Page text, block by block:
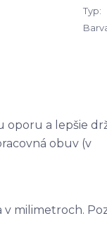
Typ:
oporu a lepšie
obuv (v
milimetroch.